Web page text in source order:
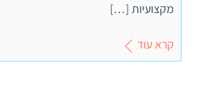
מקצועיות […]
קרא עוד